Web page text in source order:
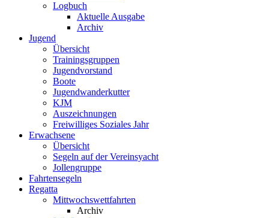
Logbuch
Aktuelle Ausgabe
Archiv
Jugend
Übersicht
Trainingsgruppen
Jugendvorstand
Boote
Jugendwanderkutter
KJM
Auszeichnungen
Freiwilliges Soziales Jahr
Erwachsene
Übersicht
Segeln auf der Vereinsyacht
Jollengruppe
Fahrtensegeln
Regatta
Mittwochswettfahrten
Archiv